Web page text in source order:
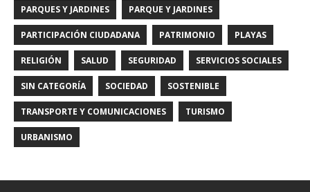
PARQUES Y JARDINES PARQUE Y JARDINES
PARTICIPACIÓN CIUDADANA PATRIMONIO PLAYAS
RELIGIÓN SALUD SEGURIDAD SERVICIOS SOCIALES
SIN CATEGORÍA SOCIEDAD SOSTENIBLE
TRANSPORTE Y COMUNICACIONES TURISMO
URBANISMO